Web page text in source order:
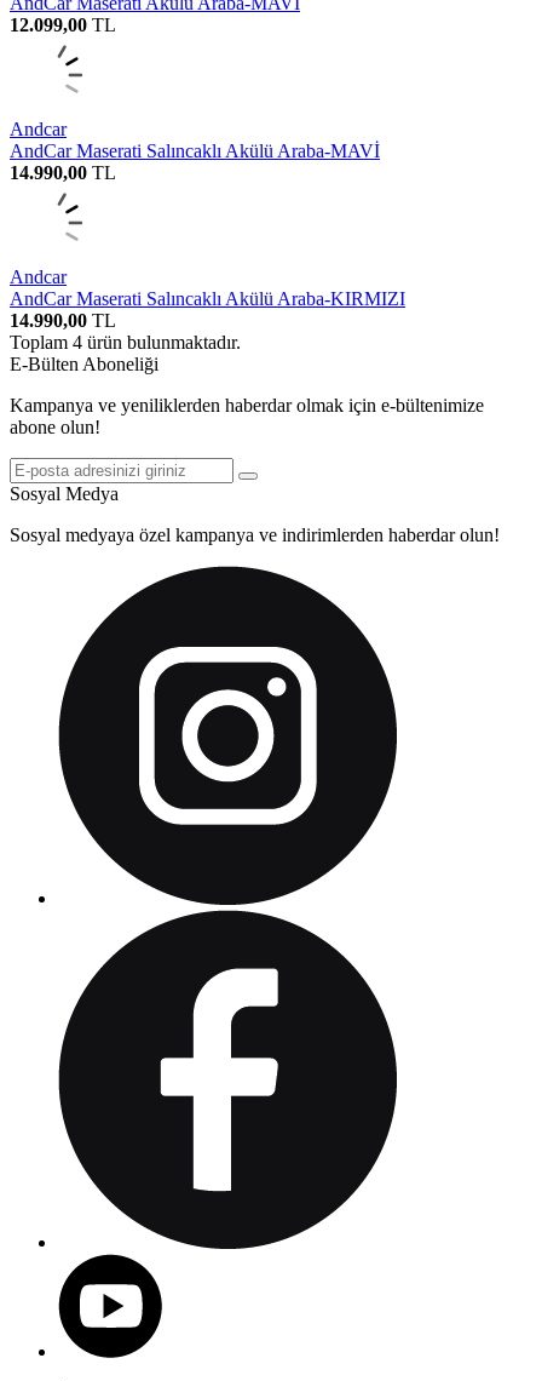
12.099,00 TL
Andcar
AndCar Maserati Salıncaklı Akülü Araba-MAVİ
14.990,00 TL
Andcar
AndCar Maserati Salıncaklı Akülü Araba-KIRMIZI
14.990,00 TL
Toplam 4 ürün bulunmaktadır.
E-Bülten Aboneliği
Kampanya ve yeniliklerden haberdar olmak için e-bültenimize
abone olun!
Sosyal Medya
Sosyal medyaya özel kampanya ve indirimlerden haberdar olun!